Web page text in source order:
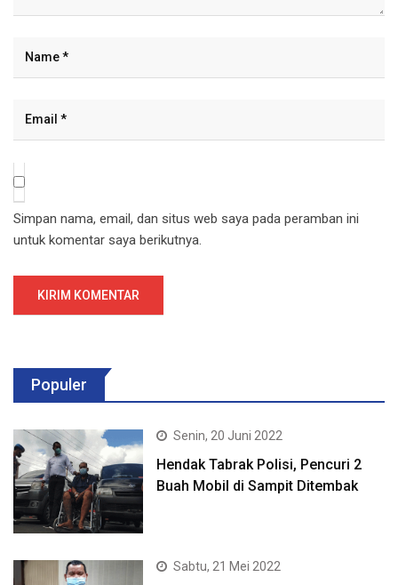
Simpan nama, email, dan situs web saya pada peramban ini
untuk komentar saya berikutnya.
Populer
Senin, 20 Juni 2022
Hendak Tabrak Polisi, Pencuri 2
Buah Mobil di Sampit Ditembak
Sabtu, 21 Mei 2022